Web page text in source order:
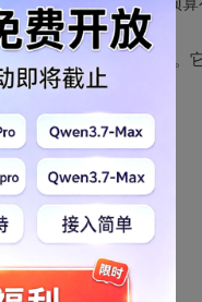
了更流畅的使用体验。
品质和个性化的用户。